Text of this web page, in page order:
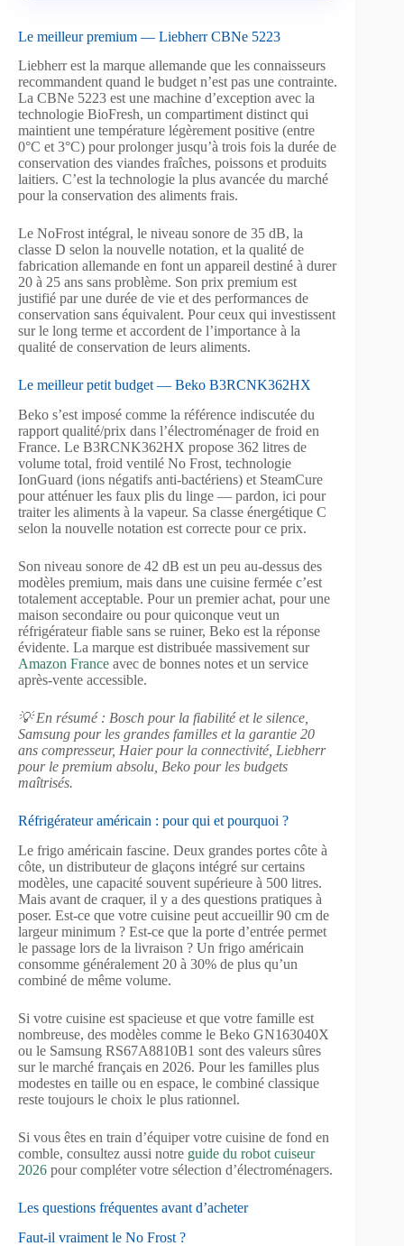
Le meilleur premium — Liebherr CBNe 5223
Liebherr est la marque allemande que les connaisseurs
recommandent quand le budget n’est pas une contrainte.
La CBNe 5223 est une machine d’exception avec la
technologie BioFresh, un compartiment distinct qui
maintient une température légèrement positive (entre
0°C et 3°C) pour prolonger jusqu’à trois fois la durée de
conservation des viandes fraîches, poissons et produits
laitiers. C’est la technologie la plus avancée du marché
pour la conservation des aliments frais.
Le NoFrost intégral, le niveau sonore de 35 dB, la
classe D selon la nouvelle notation, et la qualité de
fabrication allemande en font un appareil destiné à durer
20 à 25 ans sans problème. Son prix premium est
justifié par une durée de vie et des performances de
conservation sans équivalent. Pour ceux qui investissent
sur le long terme et accordent de l’importance à la
qualité de conservation de leurs aliments.
Le meilleur petit budget — Beko B3RCNK362HX
Beko s’est imposé comme la référence indiscutée du
rapport qualité/prix dans l’électroménager de froid en
France. Le B3RCNK362HX propose 362 litres de
volume total, froid ventilé No Frost, technologie
IonGuard (ions négatifs anti-bactériens) et SteamCure
pour atténuer les faux plis du linge — pardon, ici pour
traiter les aliments à la vapeur. Sa classe énergétique C
selon la nouvelle notation est correcte pour ce prix.
Son niveau sonore de 42 dB est un peu au-dessus des
modèles premium, mais dans une cuisine fermée c’est
totalement acceptable. Pour un premier achat, pour une
maison secondaire ou pour quiconque veut un
réfrigérateur fiable sans se ruiner, Beko est la réponse
évidente. La marque est distribuée massivement sur
Amazon France avec de bonnes notes et un service
après-vente accessible.
💡 En résumé : Bosch pour la fiabilité et le silence,
Samsung pour les grandes familles et la garantie 20
ans compresseur, Haier pour la connectivité, Liebherr
pour le premium absolu, Beko pour les budgets
maîtrisés.
Réfrigérateur américain : pour qui et pourquoi ?
Le frigo américain fascine. Deux grandes portes côte à
côte, un distributeur de glaçons intégré sur certains
modèles, une capacité souvent supérieure à 500 litres.
Mais avant de craquer, il y a des questions pratiques à
poser. Est-ce que votre cuisine peut accueillir 90 cm de
largeur minimum ? Est-ce que la porte d’entrée permet
le passage lors de la livraison ? Un frigo américain
consomme généralement 20 à 30% de plus qu’un
combiné de même volume.
Si votre cuisine est spacieuse et que votre famille est
nombreuse, des modèles comme le Beko GN163040X
ou le Samsung RS67A8810B1 sont des valeurs sûres
sur le marché français en 2026. Pour les familles plus
modestes en taille ou en espace, le combiné classique
reste toujours le choix le plus rationnel.
Si vous êtes en train d’équiper votre cuisine de fond en
comble, consultez aussi notre guide du robot cuiseur
2026 pour compléter votre sélection d’électroménagers.
Les questions fréquentes avant d’acheter
Faut-il vraiment le No Frost ?